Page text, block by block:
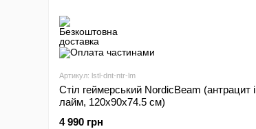
Артикул: lstl-dnt-ntr-lm
Стіл геймерський NordicBeam (антрацит і
лайм, 120х90х74.5 см)
4 990 грн